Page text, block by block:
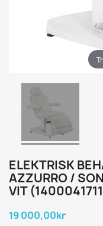
ELEKTRISK
AZZURRO /
VIT
19 000,00kr